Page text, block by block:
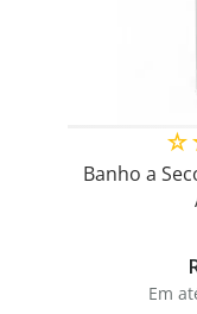
☆
Banho a
Em